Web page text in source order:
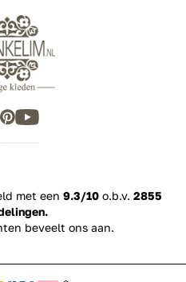
met een 9.3/10 o.b.v. 2855
beveelt ons aan.